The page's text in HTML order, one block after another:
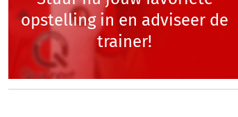
opstelling in en adviseer de
trainer!